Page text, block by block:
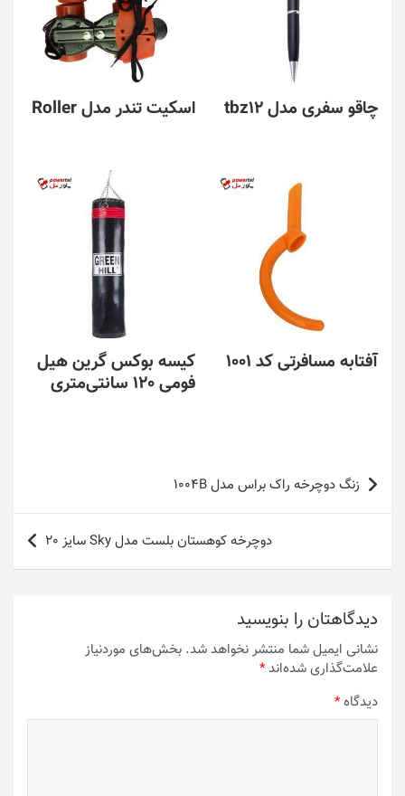
چاقو سفری مدل tbz12 اسکیت تندر مدل Roller
آفتابه مسافرتی کد 1001
کیسه بوکس گرین هیل
فومی 120 سانتی‌متری
راهبری
نوشتهزنگ دوچرخه راک براس مدل 1004B
دوچرخه کوهستان بلست مدل Sky سایز 20
دیدگاهتان را بنویسید
نشانی ایمیل شما منتشر نخواهد شد. بخش‌های موردنیاز
علامت‌گذاری شده‌اند*
دیدگاه*